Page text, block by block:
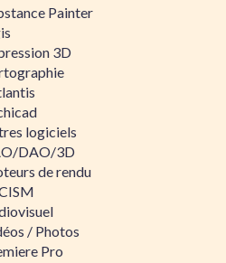
Painter
3D
logiciels
DAO/3D
de rendu
/ Photos
Pro